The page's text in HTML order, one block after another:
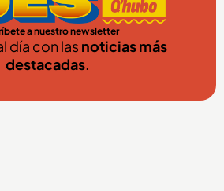
a nuestro newsletter
día con lasnoticias más
destacadas.